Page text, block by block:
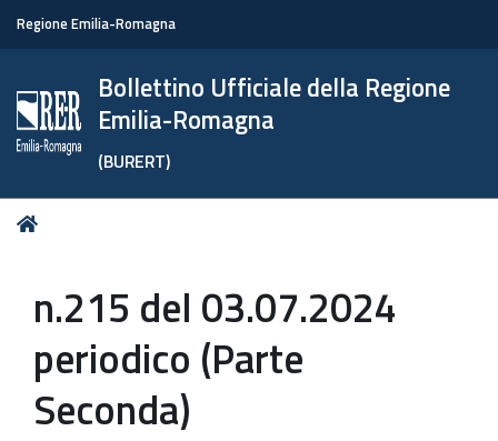
Regione Emilia-Romagna
Bollettino Ufficiale della Regione
Emilia-Romagna
(BURERT)
Tu
n.215 del 03.07.2024
periodico (Parte
Seconda)